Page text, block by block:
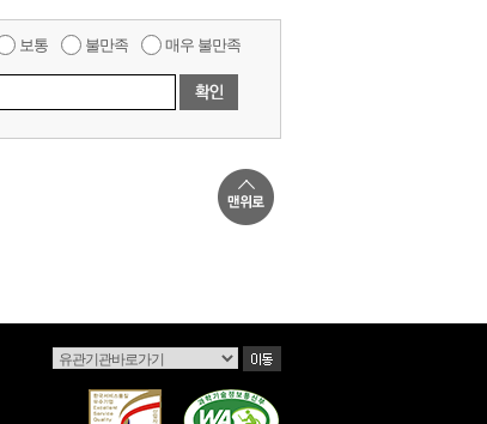
보통 불만족 매우 불만족